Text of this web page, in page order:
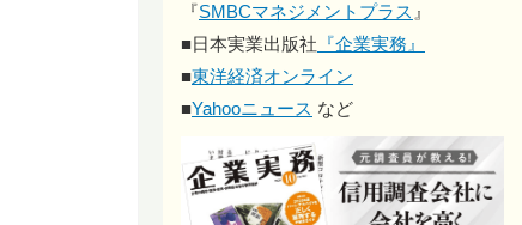
『SMBCマネジメントプラス 』
■日本実業出版社 『企業実務』
■東洋経済オンライン
■Yahooニュース など